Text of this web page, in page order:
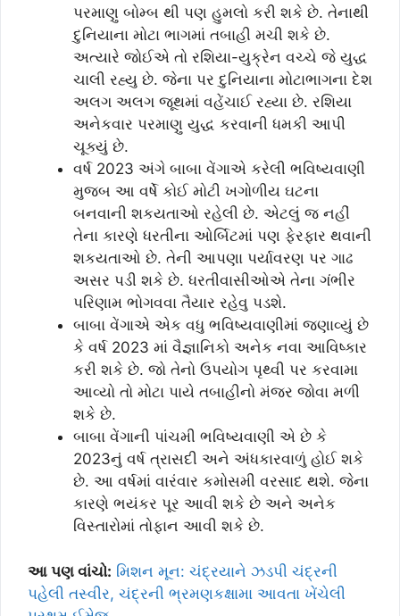
પરમાણુ બોમ્બ થી પણ હુમલો કરી શકે છે. તેનાથી
દુનિયાના મોટા ભાગમાં તબાહી મચી શકે છે.
અત્યારે જોઈએ તો રશિયા-યુક્રેન વચ્ચે જે યુદ્ધ
ચાલી રહ્યુ છે. જેના પર દુનિયાના મોટાભાગના દેશ
અલગ અલગ જૂથમાં વહેંચાઈ રહ્યા છે. રશિયા
અનેકવાર પરમાણુ યુદ્ધ કરવાની ધમકી આપી
ચૂક્યું છે.
વર્ષ 2023 અંગે બાબા વેંગાએ કરેલી ભવિષ્યવાણી
મુજબ આ વર્ષે કોઈ મોટી ખગોળીય ઘટના
બનવાની શકયતાઓ રહેલી છે. એટલું જ નહીં
તેના કારણે ધરતીના ઓર્બિટમાં પણ ફેરફાર થવાની
શકયતાઓ છે. તેની આપણા પર્યાવરણ પર ગાઢ
અસર પડી શકે છે. ધરતીવાસીઓએ તેના ગંભીર
પરિણામ ભોગવવા તૈયાર રહેવુ પડશે.
બાબા વેંગાએ એક વધુ ભવિષ્યવાણીમાં જણાવ્યું છે
કે વર્ષ 2023 માં વૈજ્ઞાનિકો અનેક નવા આવિષ્કાર
કરી શકે છે. જો તેનો ઉપયોગ પૃથ્વી પર કરવામા
આવ્યો તો મોટા પાયે તબાહીનો મંજર જોવા મળી
શકે છે.
બાબા વેંગાની પાંચમી ભવિષ્યવાણી એ છે કે
2023નું વર્ષ ત્રાસદી અને અંધકારવાળું હોઈ શકે
છે. આ વર્ષમાં વારંવાર કમોસમી વરસાદ થશે. જેના
કારણે ભયંકર પૂર આવી શકે છે અને અનેક
વિસ્તારોમાં તોફાન આવી શકે છે.
આ પણ વાંચો: મિશન મૂન: ચંદ્રયાને ઝડપી ચંદ્રની
પહેલી તસ્વીર, ચંદ્રની ભ્રમણકક્ષામા આવતા ખેંચેલી